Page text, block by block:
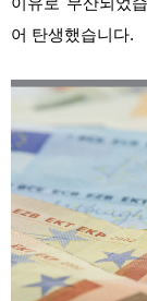
어 탄생했습니다.